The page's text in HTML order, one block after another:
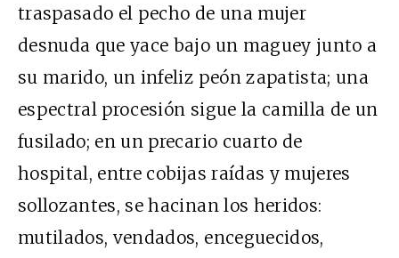
traspasado el pecho de una mujer
desnuda que yace bajo un maguey junto a
su marido, un infeliz peón zapatista; una
espectral procesión sigue la camilla de un
fusilado; en un precario cuarto de
hospital, entre cobijas raídas y mujeres
sollozantes, se hacinan los heridos:
mutilados, vendados, enceguecidos,